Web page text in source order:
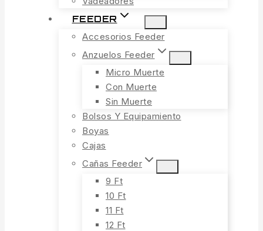
FEEDER
Accesorios Feeder
Anzuelos Feeder
Micro Muerte
Con Muerte
Sin Muerte
Bolsos Y Equipamiento
Boyas
Cajas
Cañas Feeder
9 Ft
10 Ft
11 Ft
12 Ft